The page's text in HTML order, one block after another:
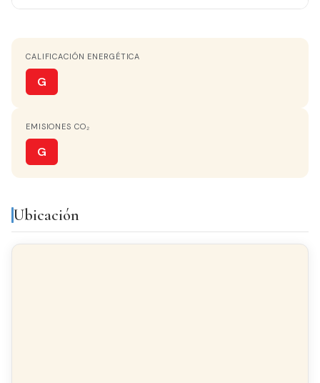
AGUA CALIENTE
Equipamiento y servicios
CALIFICACIÓN ENERGÉTICA
G
EMISIONES CO₂
G
Ubicación